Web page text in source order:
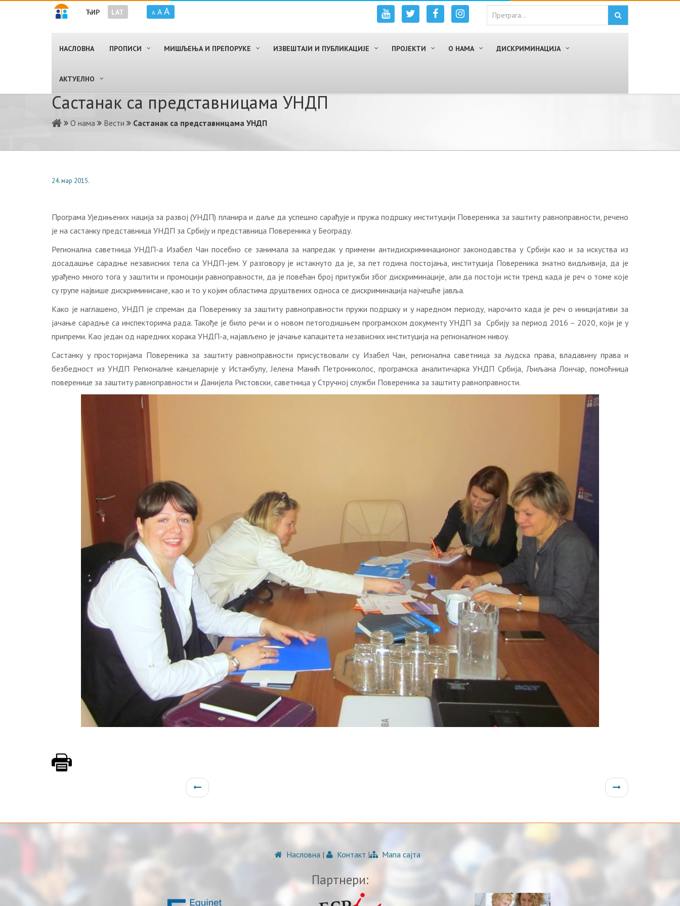
ЋИР LAT A A A
НАСЛОВНА ПРОПИСИ МИШЉЕЊА И ПРЕПОРУКЕ ИЗВЕШТАЈИ И ПУБЛИКАЦИЈЕ ПРОЈЕКТИ О НАМА ДИСКРИМИНАЦИЈА
AКТУЕЛНО
Састанaк са представницама УНДП
О нама Вести Састанaк са представницама УНДП
24. мар 2015.
Програма Уједињених нација за развој (УНДП) планира и даље да успешно сарађује и пружа подршку институцији Повереника за заштиту равноправности, речено
је на састанку представница УНДП за Србију и представница Повереника у Београду.
Регионална саветница УНДП-а Изабел Чан посебно се занимала за напредак у примени антидискриминационог законодавства у Србији као и за искуства из
досадашње сарадње независних тела са УНДП-јем. У разговору је истакнуто да је, за пет година постојања, институција Повереника знатно видљивија, да је
урађено много тога у заштити и промоцији равноправности, да је повећан број притужби због дискриминације, али да постоји исти тренд када је реч о томе које
су групе највише дискриминисане, као и то у којим областима друштвених односа се дискриминација најчешће јавља.
Како је наглашено, УНДП је спреман да Поверенику за заштиту равноправности пружи подршку и у наредном периоду, нарочито када је реч о иницијативи за
јачање сарадње са инспекторима рада. Такође је било речи и о новом петогодишњем програмском документу УНДП за Србију за период 2016 – 2020, који је у
припреми. Као један од наредних корака УНДП-а, најављено је јачање капацитета независних институција на регионалном нивоу.
Састанку у просторијама Повереника за заштиту равноправности присуствовали су Изабел Чан, регионална саветница за људска права, владавину права и
безбедност из УНДП Регионалне канцеларије у Истанбулу, Јелена Манић Петрониколос, програмска аналитичарка УНДП Србија, Љиљана Лончар, помоћница
поверенице за заштиту равноправности и Данијела Ристовски, саветница у Стручној служби Повереника за заштиту равноправности.
Насловна | Контакт | Мапа сајта
Партнери: